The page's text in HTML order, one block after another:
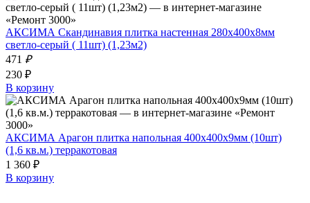
АКСИМА Скандинавия плитка настенная 280x400x8мм
светло-серый ( 11шт) (1,23м2)
471 ₽
230 ₽
В корзину
АКСИМА Арагон плитка напольная 400х400х9мм (10шт)
(1,6 кв.м.) терракотовая
1 360 ₽
В корзину